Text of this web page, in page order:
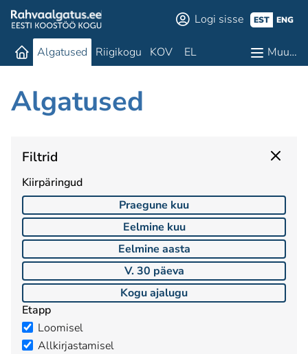
Logi sisse EST ENG
Algatused Riigikogu KOV EL Muu…
Algatused
Filtrid
Kiirpäringud
Praegune kuu
Eelmine kuu
Eelmine aasta
V. 30 päeva
Kogu ajalugu
Etapp
Loomisel
Allkirjastamisel